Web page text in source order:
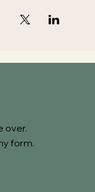
over.
form.